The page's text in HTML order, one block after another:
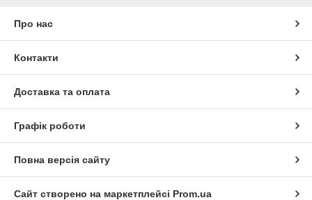
Про нас
Контакти
Доставка та оплата
Графік роботи
Повна версія сайту
Сайт створено на маркетплейсі Prom.ua